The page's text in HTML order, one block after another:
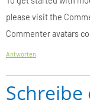
please visit the
Commenter avatars
Antworten